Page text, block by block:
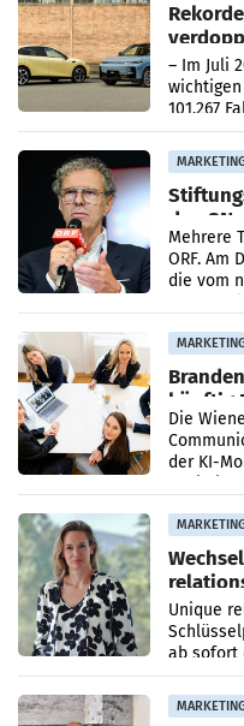
– Im Juli
101.267
Ergebnis
den SN
Mehrere
ORF. Am
die vom
künftig
Die
der KI-
Unique
ab sofort
PR-
Anna